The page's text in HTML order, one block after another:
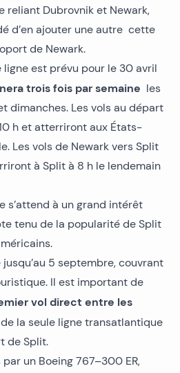
Dubrovnik et Newark,
d’en ajouter une autre cette
de Newark.
est prévu pour le 30 avril
trois fois par semaine les
dimanches. Les vols au départ
h et atterriront aux États-
Les vols de Newark vers Split
à Split à 8 h le lendemain
s’attend à un grand intérêt
tenu de la popularité de Split
5 septembre, couvrant
Il est important de
vol direct entre les
la seule ligne transatlantique
de Split.
un Boeing 767–300 ER,